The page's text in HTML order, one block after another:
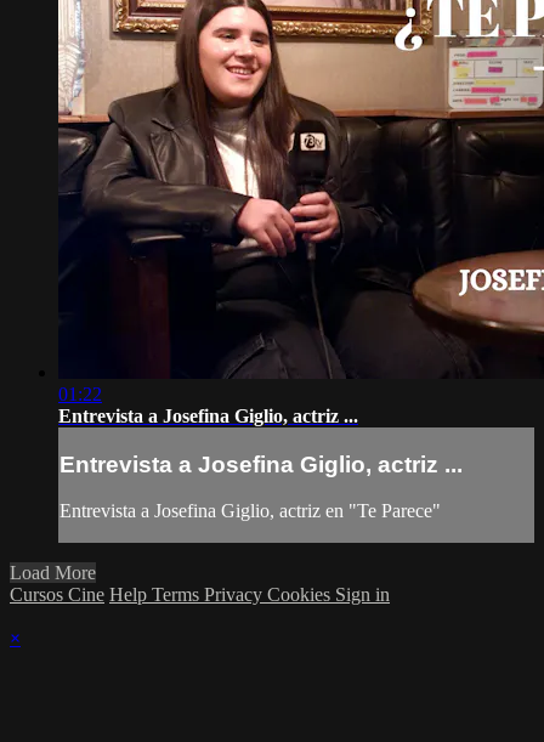
01:22
Entrevista a Josefina Giglio, actriz ...
Entrevista a Josefina Giglio, actriz ...
Entrevista a Josefina Giglio, actriz en "Te Parece"
Load More
Cursos Cine Help Terms Privacy Cookies Sign in
×